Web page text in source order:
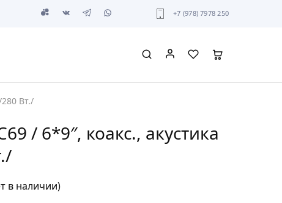
+7 (978) 7978 250
280 Вт./
/ 6*9″, коакс., акустика
в наличии)